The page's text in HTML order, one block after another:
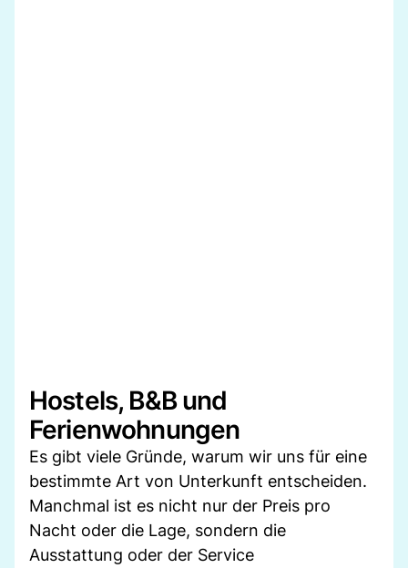
Hostels, B&B und
Ferienwohnungen
Es gibt viele Gründe, warum wir uns für eine
bestimmte Art von Unterkunft entscheiden.
Manchmal ist es nicht nur der Preis pro
Nacht oder die Lage, sondern die
Ausstattung oder der Service